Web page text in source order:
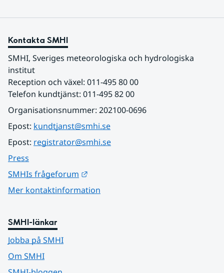
Kontakta SMHI
SMHI, Sveriges meteorologiska och hydrologiska
institut
Reception och växel: 011-495 80 00
Telefon kundtjänst: 011-495 82 00
Organisationsnummer: 202100-0696
Epost: kundtjanst@smhi.se
Epost: registrator@smhi.se
Press
SMHIs frågeforum
Mer kontaktinformation
SMHI-länkar
Jobba på SMHI
Om SMHI